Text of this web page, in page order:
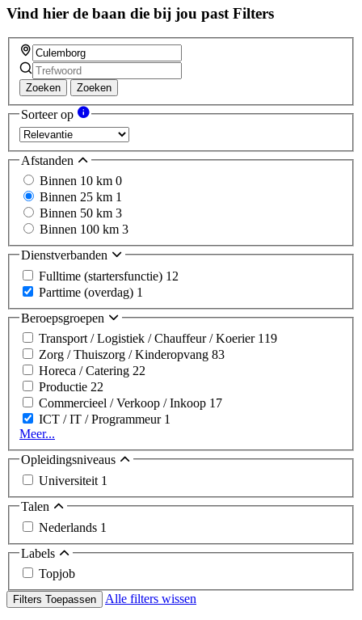
Vind hier de baan die bij jou past Filters
Zoeken Zoeken
Sorteer op
Afstanden
Binnen 10 km 0
Binnen 25 km 1
Binnen 50 km 3
Binnen 100 km 3
Dienstverbanden
Fulltime (startersfunctie) 12
Parttime (overdag) 1
Beroepsgroepen
Transport / Logistiek / Chauffeur / Koerier 119
Zorg / Thuiszorg / Kinderopvang 83
Horeca / Catering 22
Productie 22
Commercieel / Verkoop / Inkoop 17
ICT / IT / Programmeur 1
Meer...
Opleidingsniveaus
Universiteit 1
Talen
Nederlands 1
Labels
Topjob
Filters Toepassen Alle filters wissen